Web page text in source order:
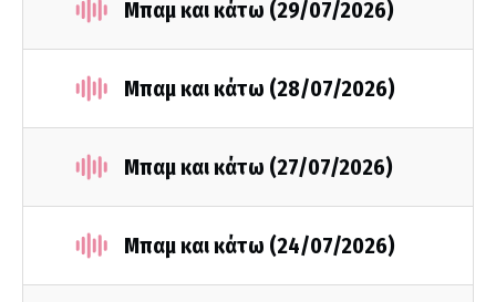
Μπαμ και κάτω (29/07/2026)
Μπαμ και κάτω (28/07/2026)
Μπαμ και κάτω (27/07/2026)
Μπαμ και κάτω (24/07/2026)